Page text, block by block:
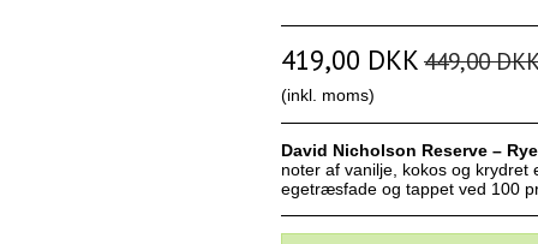
419,00 DKK 449,00
(inkl. moms)
David Nicholson Reserve –
noter af vanilje, kokos og
egetræsfade og tappet ved 100